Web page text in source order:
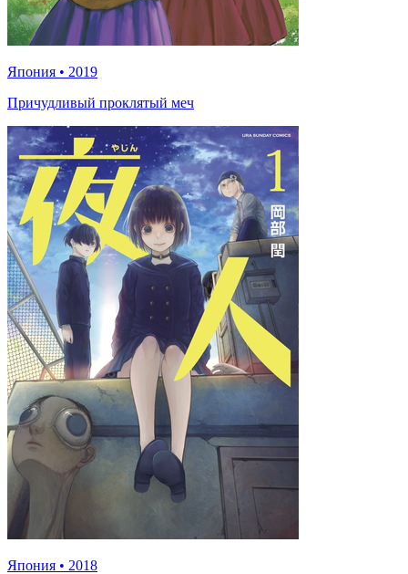
Япония • 2019
Причудливый проклятый меч
Япония • 2018